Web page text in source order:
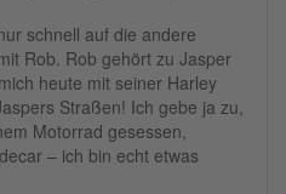
schnell auf die andere
Rob. Rob gehört zu Jasper
heute mit seiner Harley
Straßen! Ich gebe ja zu,
Motorrad gesessen,
– ich bin echt etwas